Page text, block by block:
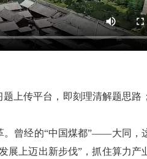
上传平台，即刻理清解题思路
曾经的“中国煤都”——大同，
上迈出新步伐”，抓住算力产